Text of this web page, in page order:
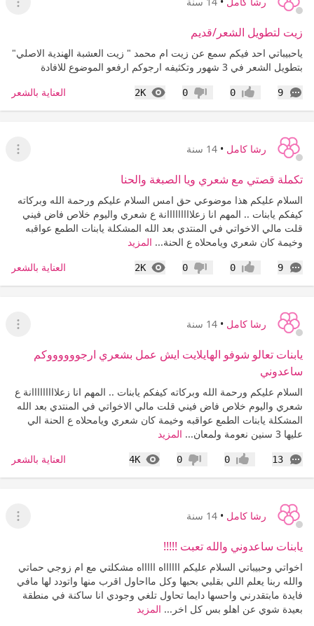
عرض
زيت لتطويل الشعر/قديم
ياحبيباتي احد فيكم سمع عن زيت ام محمد " زيت العشبة الهندية الاصلي"
بتطويل الشعر في 3 شهور وتكثيفه ارجوكم ارفعو الموضوع للافادة
9
التعليقات إعجاب0 عدم إعجاب
0
2K
المشاهدات العناية بالشعر
رشا كامل • 14 سنة
عرض
تكملة قصتي مع شعري ويا الصبغة والحنا
السلام عليكم هذا موضوعي حق امس السلام عليكم ورحمة الله وبركاته
كيفكم يابنات .. المهم انا زعلااااااااانة ع شعري واليوم خلاص فاض فيني
قلت مالي الاخواتي في المنتدي بعد الله المشكلة يابنات الطمع عواقبه
وخيمة كان شعري ويامحلاه ع الحنة... المزيد
9
التعليقات إعجاب0 عدم إعجاب
0
2K
المشاهدات العناية بالشعر
رشا كامل • 14 سنة
عرض
يابنات تعالو شوفو الهايلايت ايش عمل بشعري ارجووووووكم
ساعدوني
السلام عليكم ورحمة الله وبركاته كيفكم يابنات .. المهم انا زعلااااااااانة ع
شعري واليوم خلاص فاض فيني قلت مالي الاخواتي في المنتدي بعد الله
المشكلة يابنات الطمع عواقبه وخيمة كان شعري ويامحلاه ع الحنة الي
عليها 3 سنين نعومة ولمعان...
المزيد
13
التعليقات إعجاب0 عدم إعجاب
0
4K
المشاهدات العناية بالشعر
رشا كامل • 14 سنة
عرض
يابنات ساعدوني والله تعبت !!!!!
اخواتي وحبيباتي السلام عليكم ااااااه اااااه مشكلتي مع ام زوجي حماتي
والله ربنا يعلم اللي بقلبي بحبها وكل مااحاول اقرب منها واتودد لها مافي
فايدة مابتقدرني واحسها دايما تحاول تلغي وجودي انا ساكنة في منطقة
بعيدة شوي عن اهلو بس كل اخر... المزيد